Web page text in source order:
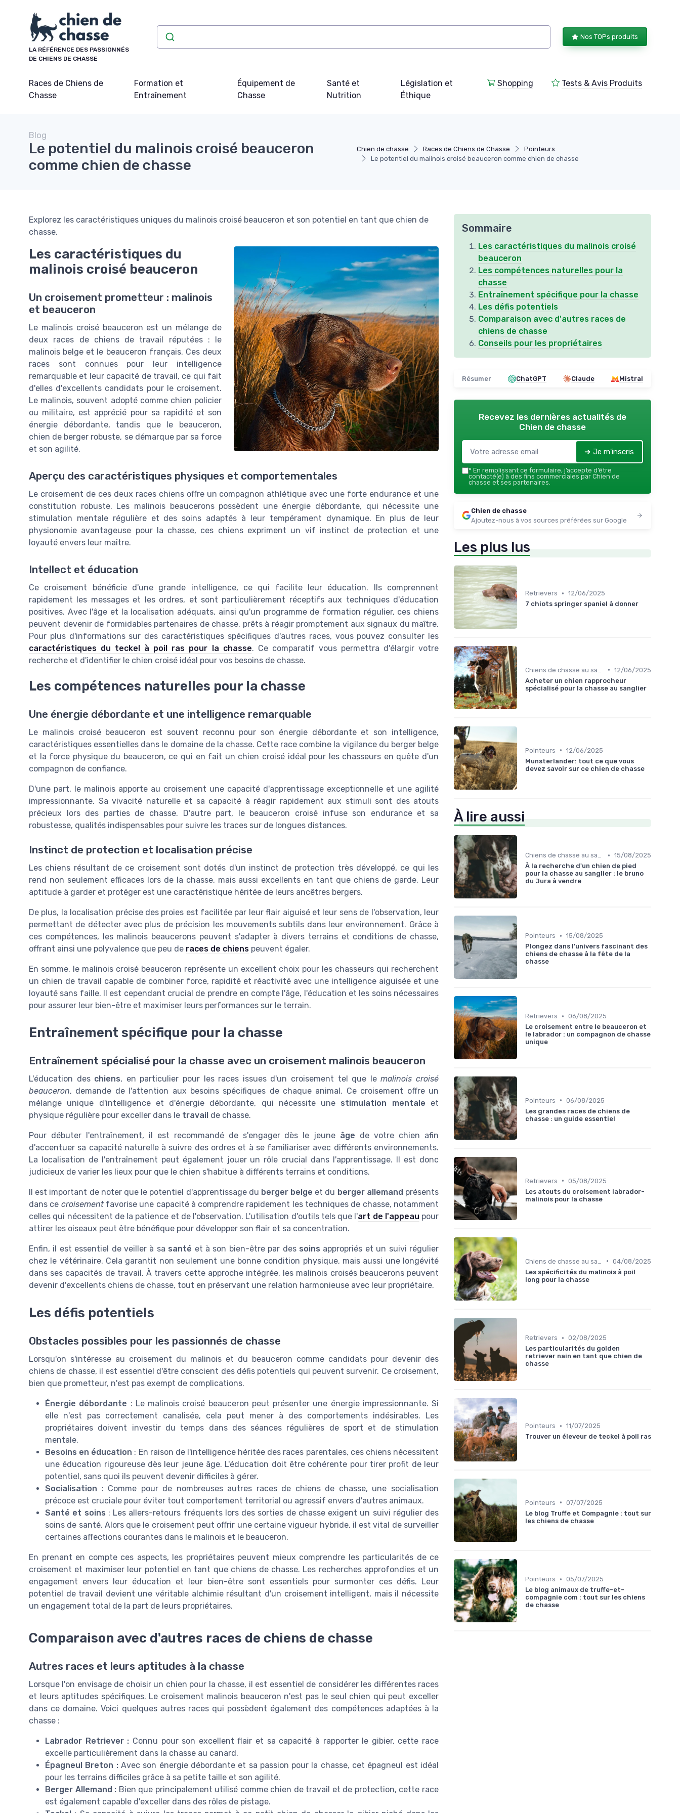
LA RÉFÉRENCE DES PASSIONNÉS
DE CHIENS DE CHASSE
Nos TOPs produits
Races de Chiens de
Chasse
Formation et
Entraînement
Équipement de
Chasse
Santé et
Nutrition
Législation et
Éthique
Shopping Tests & Avis Produits
Chien de chasse Races de Chiens de Chasse
Pointeurs
Le potentiel du malinois croisé beauceron comme chien de chasse
Blog
Le potentiel du malinois croisé beauceron
comme chien de chasse
Explorez les caractéristiques uniques du malinois croisé beauceron et son potentiel en tant que chien de
chasse.
Les caractéristiques du
malinois croisé beauceron
Un croisement prometteur : malinois
et beauceron
Le malinois croisé beauceron est un mélange de
deux races de chiens de travail réputées : le
malinois belge et le beauceron français. Ces deux
races sont connues pour leur intelligence
remarquable et leur capacité de travail, ce qui fait
d'elles d'excellents candidats pour le croisement.
Le malinois, souvent adopté comme chien policier
ou militaire, est apprécié pour sa rapidité et son
énergie débordante, tandis que le beauceron,
chien de berger robuste, se démarque par sa force
et son agilité.
Aperçu des caractéristiques physiques et comportementales
Le croisement de ces deux races chiens offre un compagnon athlétique avec une forte endurance et une
constitution robuste. Les malinois beaucerons possèdent une énergie débordante, qui nécessite une
stimulation mentale régulière et des soins adaptés à leur tempérament dynamique. En plus de leur
physionomie avantageuse pour la chasse, ces chiens expriment un vif instinct de protection et une
loyauté envers leur maître.
Intellect et éducation
Ce croisement bénéficie d'une grande intelligence, ce qui facilite leur éducation. Ils comprennent
rapidement les messages et les ordres, et sont particulièrement réceptifs aux techniques d'éducation
positives. Avec l'âge et la localisation adéquats, ainsi qu'un programme de formation régulier, ces chiens
peuvent devenir de formidables partenaires de chasse, prêts à réagir promptement aux signaux du maître.
Pour plus d'informations sur des caractéristiques spécifiques d'autres races, vous pouvez consulter les
caractéristiques du teckel à poil ras pour la chasse. Ce comparatif vous permettra d'élargir votre
recherche et d'identifier le chien croisé idéal pour vos besoins de chasse.
Les compétences naturelles pour la chasse
Une énergie débordante et une intelligence remarquable
Le malinois croisé beauceron est souvent reconnu pour son énergie débordante et son intelligence,
caractéristiques essentielles dans le domaine de la chasse. Cette race combine la vigilance du berger belge
et la force physique du beauceron, ce qui en fait un chien croisé idéal pour les chasseurs en quête d'un
compagnon de confiance.
D'une part, le malinois apporte au croisement une capacité d'apprentissage exceptionnelle et une agilité
impressionnante. Sa vivacité naturelle et sa capacité à réagir rapidement aux stimuli sont des atouts
précieux lors des parties de chasse. D'autre part, le beauceron croisé infuse son endurance et sa
robustesse, qualités indispensables pour suivre les traces sur de longues distances.
Instinct de protection et localisation précise
Les chiens résultant de ce croisement sont dotés d'un instinct de protection très développé, ce qui les
rend non seulement efficaces lors de la chasse, mais aussi excellents en tant que chiens de garde. Leur
aptitude à garder et protéger est une caractéristique héritée de leurs ancêtres bergers.
De plus, la localisation précise des proies est facilitée par leur flair aiguisé et leur sens de l'observation, leur
permettant de détecter avec plus de précision les mouvements subtils dans leur environnement. Grâce à
ces compétences, les malinois beaucerons peuvent s'adapter à divers terrains et conditions de chasse,
offrant ainsi une polyvalence que peu de races de chiens peuvent égaler.
En somme, le malinois croisé beauceron représente un excellent choix pour les chasseurs qui recherchent
un chien de travail capable de combiner force, rapidité et réactivité avec une intelligence aiguisée et une
loyauté sans faille. Il est cependant crucial de prendre en compte l'âge, l'éducation et les soins nécessaires
pour assurer leur bien-être et maximiser leurs performances sur le terrain.
Entraînement spécifique pour la chasse
Entraînement spécialisé pour la chasse avec un croisement malinois beauceron
L'éducation des chiens, en particulier pour les races issues d'un croisement tel que lemalinois croisé
beauceron, demande de l'attention aux besoins spécifiques de chaque animal. Ce croisement offre un
mélange unique d'intelligence et d'énergie débordante, qui nécessite une stimulation mentale et
physique régulière pour exceller dans le travail de chasse.
Pour débuter l'entraînement, il est recommandé de s'engager dès le jeune âge de votre chien afin
d'accentuer sa capacité naturelle à suivre des ordres et à se familiariser avec différents environnements.
La localisation de l'entraînement peut également jouer un rôle crucial dans l'apprentissage. Il est donc
judicieux de varier les lieux pour que le chien s'habitue à différents terrains et conditions.
Il est important de noter que le potentiel d'apprentissage du berger belge et du berger allemand présents
dans ce croisementfavorise une capacité à comprendre rapidement les techniques de chasse, notamment
celles qui nécessitent de la patience et de l'observation. L'utilisation d'outils tels que l'art de l'appeau pour
attirer les oiseaux peut être bénéfique pour développer son flair et sa concentration.
Enfin, il est essentiel de veiller à sa santé et à son bien-être par des soins appropriés et un suivi régulier
chez le vétérinaire. Cela garantit non seulement une bonne condition physique, mais aussi une longévité
dans ses capacités de travail. À travers cette approche intégrée, les malinois croisés beaucerons peuvent
devenir d'excellents chiens de chasse, tout en préservant une relation harmonieuse avec leur propriétaire.
Les défis potentiels
Obstacles possibles pour les passionnés de chasse
Lorsqu'on s'intéresse au croisement du malinois et du beauceron comme candidats pour devenir des
chiens de chasse, il est essentiel d'être conscient des défis potentiels qui peuvent survenir. Ce croisement,
bien que prometteur, n'est pas exempt de complications.
Énergie débordante : Le malinois croisé beauceron peut présenter une énergie impressionnante. Si
elle n'est pas correctement canalisée, cela peut mener à des comportements indésirables. Les
propriétaires doivent investir du temps dans des séances régulières de sport et de stimulation
mentale.
Besoins en éducation : En raison de l'intelligence héritée des races parentales, ces chiens nécessitent
une éducation rigoureuse dès leur jeune âge. L'éducation doit être cohérente pour tirer profit de leur
potentiel, sans quoi ils peuvent devenir difficiles à gérer.
Socialisation : Comme pour de nombreuses autres races de chiens de chasse, une socialisation
précoce est cruciale pour éviter tout comportement territorial ou agressif envers d'autres animaux.
Santé et soins : Les allers-retours fréquents lors des sorties de chasse exigent un suivi régulier des
soins de santé. Alors que le croisement peut offrir une certaine vigueur hybride, il est vital de surveiller
certaines affections courantes dans le malinois et le beauceron.
En prenant en compte ces aspects, les propriétaires peuvent mieux comprendre les particularités de ce
croisement et maximiser leur potentiel en tant que chiens de chasse. Les recherches approfondies et un
engagement envers leur éducation et leur bien-être sont essentiels pour surmonter ces défis. Leur
potentiel de travail devient une véritable alchimie résultant d'un croisement intelligent, mais il nécessite
un engagement total de la part de leurs propriétaires.
Comparaison avec d'autres races de chiens de chasse
Autres races et leurs aptitudes à la chasse
Lorsque l'on envisage de choisir un chien pour la chasse, il est essentiel de considérer les différentes races
et leurs aptitudes spécifiques. Le croisement malinois beauceron n'est pas le seul chien qui peut exceller
dans ce domaine. Voici quelques autres races qui possèdent également des compétences adaptées à la
chasse :
Labrador Retriever : Connu pour son excellent flair et sa capacité à rapporter le gibier, cette race
excelle particulièrement dans la chasse au canard.
Épagneul Breton :Avec son énergie débordante et sa passion pour la chasse, cet épagneul est idéal
pour les terrains difficiles grâce à sa petite taille et son agilité.
Berger Allemand : Bien que principalement utilisé comme chien de travail et de protection, cette race
est également capable d'exceller dans des rôles de pistage.
Sommaire
Les caractéristiques du malinois croisé
beauceron
Les compétences naturelles pour la
chasse
Entraînement spécifique pour la chasse
Les défis potentiels
Comparaison avec d'autres races de
chiens de chasse
Conseils pour les propriétaires
Résumer ChatGPT Claude Mistral
Recevez les dernières actualités de
Chien de chasse
➔ Je m'inscris
* En remplissant ce formulaire, j’accepte d’être
contacté(e) à des fins commerciales par Chien de
chasse et ses partenaires.
Chien de chasse
Ajoutez-nous à vos sources préférées sur Google
Les plus lus
Retrievers • 12/06/2025
7 chiots springer spaniel à donner
• 12/06/2025
Acheter un chien rapprocheur
spécialisé pour la chasse au sanglier
Pointeurs • 12/06/2025
Munsterlander: tout ce que vous
devez savoir sur ce chien de chasse
À lire aussi
Chiens de chasse au sanglier • 15/08/2025
À la recherche d'un chien de pied
pour la chasse au sanglier : le bruno
du Jura à vendre
Pointeurs • 15/08/2025
Plongez dans l'univers fascinant des
chiens de chasse à la fête de la
chasse
Retrievers • 06/08/2025
Le croisement entre le beauceron et
le labrador : un compagnon de chasse
unique
Pointeurs • 06/08/2025
Les grandes races de chiens de
chasse : un guide essentiel
Retrievers • 05/08/2025
Les atouts du croisement labrador-
malinois pour la chasse
• 04/08/2025
Les spécificités du malinois à poil
long pour la chasse
Retrievers • 02/08/2025
Les particularités du golden
retriever nain en tant que chien de
chasse
Pointeurs • 11/07/2025
Trouver un éleveur de teckel à poil ras
Pointeurs • 07/07/2025
Le blog Truffe et Compagnie : tout sur
les chiens de chasse
Pointeurs • 05/07/2025
Le blog animaux de truffe-et-
compagnie com : tout sur les chiens
de chasse